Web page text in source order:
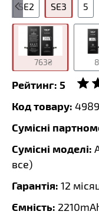
SE2 SE3 5
763₴
Рейтинг: 5
Код товару: 4989
Сумісні
Сумісні моделі:
все)
Гарантія: 12
Ємність: